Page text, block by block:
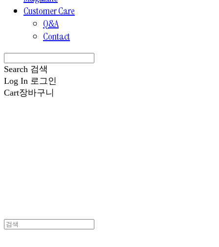
Customer Care
Q&A
Contact
Search 검색
Log In 로그인
Cart장바구니